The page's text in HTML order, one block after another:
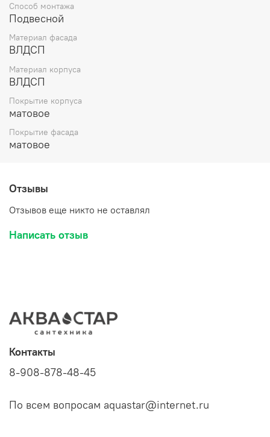
Способ монтажа
Подвесной
Материал фасада
ВЛДСП
Материал корпуса
ВЛДСП
Покрытие корпуса
матовое
Покрытие фасада
матовое
Отзывы
Отзывов еще никто не оставлял
Написать отзыв
Контакты
8-908-878-48-45
По всем вопросам aquastar@internet.ru